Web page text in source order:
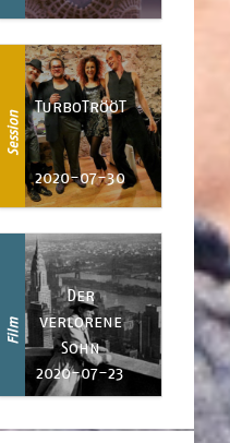
Session
TurboTrööT
2020-07-30
Film
Der
verlorene
Sohn
2020-07-23